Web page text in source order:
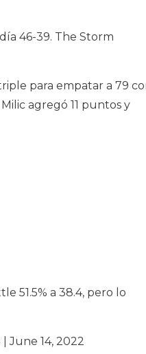
46-39. The Storm
para empatar a 79
agregó 11 puntos y
51.5% a 38.4, pero lo